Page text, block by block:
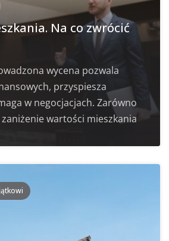
Na co zwrócić
wycena pozwala
przyspiesza
w negocjacjach. Zarówno
wartości mieszkania